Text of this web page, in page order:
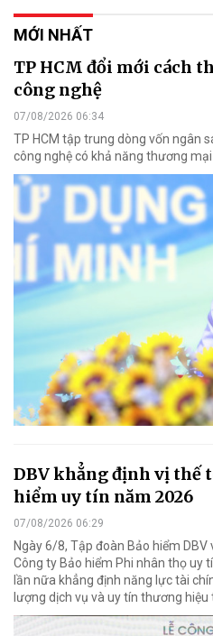
MỚI NHẤT
TP HCM đổi mới cách
công nghệ
07/08/2026 06:34
TP HCM tập trung dòng vốn ngân
công nghệ có khả năng thương
DBV khẳng định vị thế
hiểm uy tín năm 2026
07/08/2026 06:29
Ngày 6/8, Tập đoàn Bảo hiểm DBV
Công ty Bảo hiểm Phi nhân thọ uy
lần nữa khẳng định năng lực tài
lượng dịch vụ và uy tín thương hiệu